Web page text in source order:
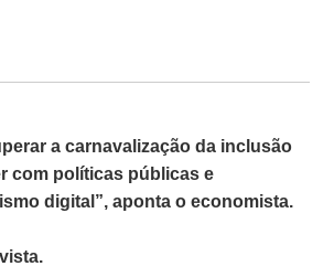
a carnavalização da inclusão
com políticas públicas e
digital”, aponta o economista.